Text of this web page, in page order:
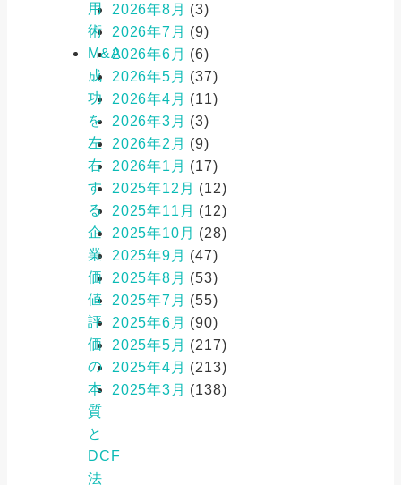
用
術
M&A
成
功
を
左
右
す
る
企
業
価
値
評
価
の
本
質
と
DCF
法
2026年8月 (3)
2026年7月 (9)
2026年6月 (6)
2026年5月 (37)
2026年4月 (11)
2026年3月 (3)
2026年2月 (9)
2026年1月 (17)
2025年12月 (12)
2025年11月 (12)
2025年10月 (28)
2025年9月 (47)
2025年8月 (53)
2025年7月 (55)
2025年6月 (90)
2025年5月 (217)
2025年4月 (213)
2025年3月 (138)